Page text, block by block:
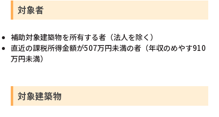
対象者
補助対象建築物を所有する者（法人を除く）
直近の課税所得金額が507万円未満の者（年収のめやす910
万円未満）
対象建築物